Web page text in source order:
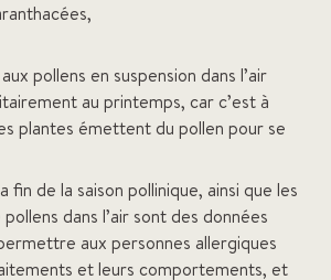
pollens en suspension dans l’air
au printemps, car c’est à
plantes émettent du pollen pour se
fin de la saison pollinique, ainsi que les
dans l’air sont des données
aux personnes allergiques
et leurs comportements, et